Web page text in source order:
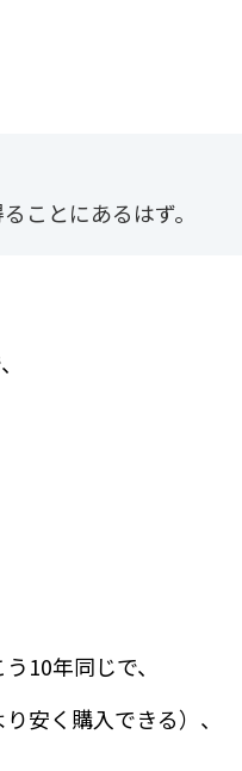
ことにあるはず。
10年同じで、
安く購入できる）、